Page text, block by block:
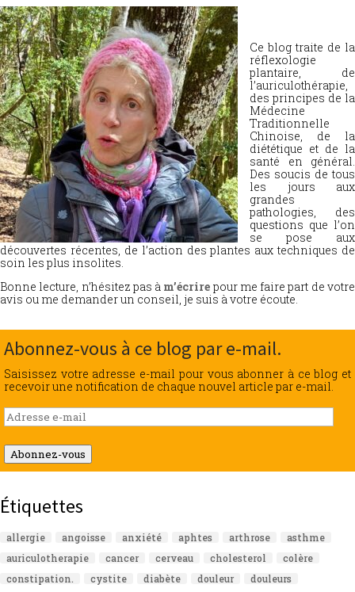
Ce blog traite de la
réflexologie
plantaire, de
l’auriculothérapie,
des principes de la
Médecine
Traditionnelle
Chinoise, de la
diététique et de la
santé en général.
Des soucis de tous
les jours aux
grandes
pathologies, des
questions que l’on
se pose aux
découvertes récentes, de l’action des plantes aux techniques de
soin les plus insolites.
Bonne lecture, n’hésitez pas à m’écrire pour me faire part de votre
avis ou me demander un conseil, je suis à votre écoute.
Abonnez-vous à ce blog par e-mail.
Saisissez votre adresse e-mail pour vous abonner à ce blog et
recevoir une notification de chaque nouvel article par e-mail.
Adresse
e-
mail
Abonnez-vous
Étiquettes
allergie angoisse anxiété aphtes arthrose
asthme
auriculotherapie
cancer cerveau cholesterol
colère
constipation.
cystite diabète douleur
douleurs